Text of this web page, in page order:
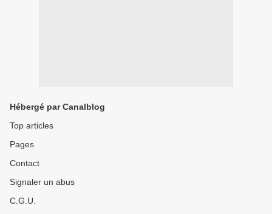
Hébergé par Canalblog
Top articles
Pages
Contact
Signaler un abus
C.G.U.